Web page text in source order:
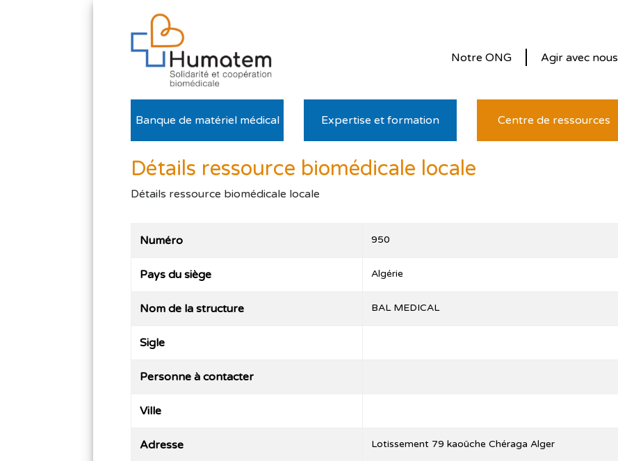
Agir avec nous
Notre ONG
Banque de matériel médical Expertise et formation Centre de ressources
Détails ressource biomédicale locale
Détails ressource biomédicale locale
Numéro 950
Pays du siège Algérie
Nom de la structure BAL MEDICAL
Sigle
Personne à contacter
Ville
Adresse Lotissement 79 kaoûche Chéraga Alger